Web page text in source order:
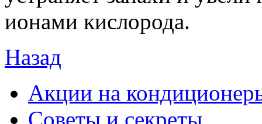
ионами кислорода.
Назад
Акции на
Советы и секреты